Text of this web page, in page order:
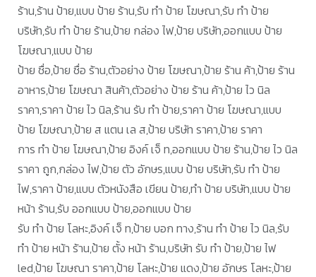
ร้าน,ร้าน ป้าย,แบบ ป้าย ร้าน,รับ ทำ ป้าย โฆษณา,รับ ทำ ป้าย
บริษัท,รับ ทำ ป้าย ร้าน,ป้าย กล่อง ไฟ,ป้าย บริษัท,ออกแบบ ป้าย
โฆษณา,แบบ ป้าย
ป้าย ชื่อ,ป้าย ชื่อ ร้าน,ตัวอย่าง ป้าย โฆษณา,ป้าย ร้าน ค้า,ป้าย ร้าน
อาหาร,ป้าย โฆษณา สินค้า,ตัวอย่าง ป้าย ร้าน ค้า,ป้าย ไว นิล
ราคา,ราคา ป้าย ไว นิล,ร้าน รับ ทำ ป้าย,ราคา ป้าย โฆษณา,แบบ
ป้าย โฆษณา,ป้าย ส แตน เล ส,ป้าย บริษัท ราคา,ป้าย ราคา
การ ทํา ป้าย โฆษณา,ป้าย อิงค์ เจ็ ท,ออกแบบ ป้าย ร้าน,ป้าย ไว นิล
ราคา ถูก,กล่อง ไฟ,ป้าย ตัว อักษร,แบบ ป้าย บริษัท,รับ ทำ ป้าย
ไฟ,ราคา ป้าย,แบบ ตัวหนังสือ เขียน ป้าย,ทํา ป้าย บริษัท,แบบ ป้าย
หน้า ร้าน,รับ ออกแบบ ป้าย,ออกแบบ ป้าย
รับ ทำ ป้าย โลหะ,อิงค์ เจ็ ท,ป้าย บอก ทาง,ร้าน ทํา ป้าย ไว นิล,รับ
ทำ ป้าย หน้า ร้าน,ป้าย ตั้ง หน้า ร้าน,บริษัท รับ ทำ ป้าย,ป้าย ไฟ
led,ป้าย โฆษณา ราคา,ป้าย โลหะ,ป้าย แดง,ป้าย อักษร โลหะ,ป้าย